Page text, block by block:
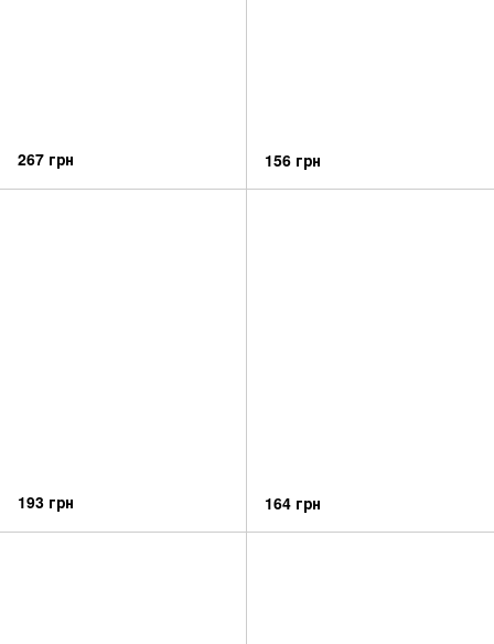
267 грн 156 грн
193 грн 164 грн